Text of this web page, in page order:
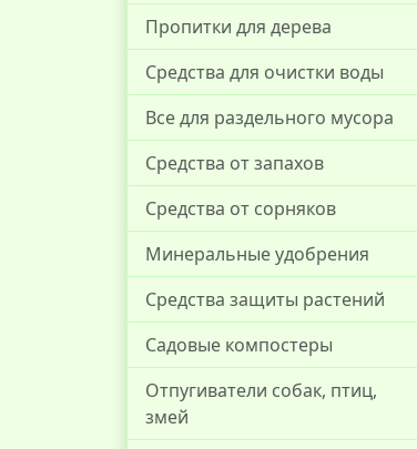
Пропитки для дерева
Средства для очистки воды
Все для раздельного мусора
Средства от запахов
Средства от сорняков
Минеральные удобрения
Средства защиты растений
Садовые компостеры
Отпугиватели собак, птиц,
змей